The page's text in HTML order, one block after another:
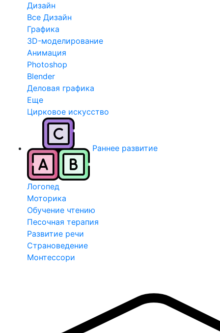
Дизайн
Все Дизайн
Графика
3D-моделирование
Анимация
Photoshop
Blender
Деловая графика
Еще
Цирковое искусство
Раннее развитие
Логопед
Моторика
Обучение чтению
Песочная терапия
Развитие речи
Страноведение
Монтессори